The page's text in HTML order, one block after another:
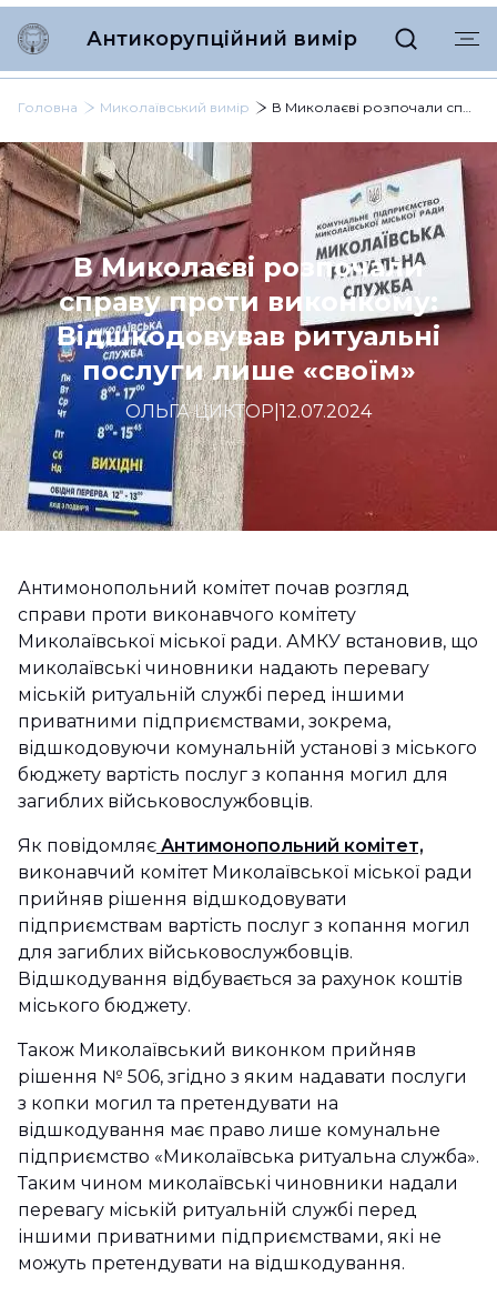
Антикорупційний вимір
Головна Миколаївський вимір В Миколаєві розпочали справу проти виконкому: Відшкодовував ритуальні послуги лише «своїм»
В Миколаєві розпочали
справу проти виконкому:
Відшкодовував ритуальні
послуги лише «своїм»
ОЛЬГА ЦИКТОР 12.07.2024
Антимонопольний комітет почав розгляд
справи проти виконавчого комітету
Миколаївської міської ради. АМКУ встановив, що
миколаївські чиновники надають перевагу
міській ритуальній службі перед іншими
приватними підприємствами, зокрема,
відшкодовуючи комунальній установі з міського
бюджету вартість послуг з копання могил для
загиблих військовослужбовців.
Як повідомляє Антимонопольний комітет,
виконавчий комітет Миколаївської міської ради
прийняв рішення відшкодовувати
підприємствам вартість послуг з копання могил
для загиблих військовослужбовців.
Відшкодування відбувається за рахунок коштів
міського бюджету.
Також Миколаївський виконком прийняв
рішення № 506, згідно з яким надавати послуги
з копки могил та претендувати на
відшкодування має право лише комунальне
підприємство «Миколаївська ритуальна служба».
Таким чином миколаївські чиновники надали
перевагу міській ритуальній службі перед
іншими приватними підприємствами, які не
можуть претендувати на відшкодування.